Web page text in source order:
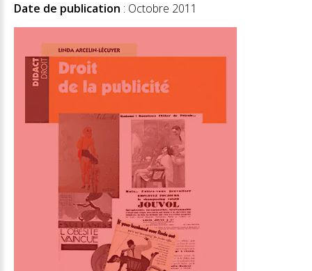
Date de publication : Octobre 2011